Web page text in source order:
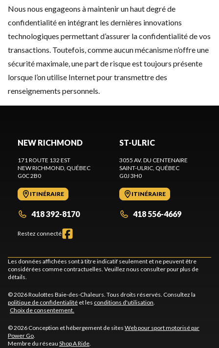
Nous nous engageons à maintenir un haut degré de
confidentialité en intégrant les dernières innovations
technologiques permettant d’assurer la confidentialité de vos
transactions. Toutefois, comme aucun mécanisme n’offre une
sécurité maximale, une part de risque est toujours présente
lorsque l’on utilise Internet pour transmettre des
renseignements personnels.
NEW RICHMOND
171 ROUTE 132 EST
NEW RICHMOND, QUÉBEC
G0C 2B0
ITINÉRAIRE
418 392-8170
Restez connecté
ST-ULRIC
3055 AV. DU CENTENAIRE
SAINT-ULRIC, QUÉBEC
G0J 3H0
ITINÉRAIRE
418 556-4669
Les données affichées sont à titre indicatif seulement et ne peuvent être
considérées comme contractuelles. Veuillez nous consulter pour plus de
détails.
© 2026 Roulottes Baie-des-Chaleurs. Tous droits réservés. Consultez la
politique de confidentialité et les conditions d'utilisation.
Choix de consentement.
© 2026 Conception et hébergement de sites Web pour sport motorisé par
Power Go.
Membre du réseau Shop A Ride.